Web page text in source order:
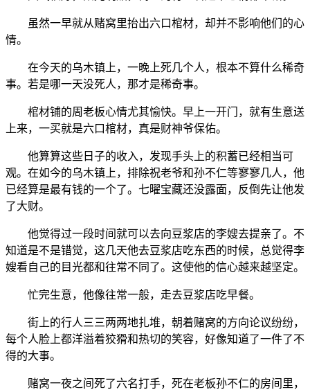
虽然一早就从赌窝里抬出六口棺材，却并不影响他们的心
情。
在今天的乌木镇上，一晚上死几个人，根本不算什么稀奇
事。若是哪一天没死人，那才是稀奇事。
棺材铺的周老板心情尤其愉快。早上一开门，就有生意送
上来，一买就是六口棺材，真是财神爷保佑。
他算算这些日子的收入，发现手头上的积蓄已经相当可
观。在如今的乌木镇上，排除祝老爷和孙不仁等寥寥几人，他
已经算是最有钱的一个了。七曜宝藏还没露面，反倒先让他发
了大财。
他觉得过一段时间就可以去向豆浆店的李嫂去提亲了。不
知道是不是错觉，这几天他去豆浆店吃东西的时候，总觉得李
嫂看自己的目光都和往常不同了。这使他的信心越来越坚定。
忙完生意，他像往常一般，走去豆浆店吃早餐。
街上的行人三三两两地扎堆，朝着赌窝的方向论议纷纷，
每个人脸上都洋溢着狡猾和热切的笑容，好像知道了一件了不
得的大事。
赌窝一夜之间死了六名打手，死在老板孙不仁的房间里，